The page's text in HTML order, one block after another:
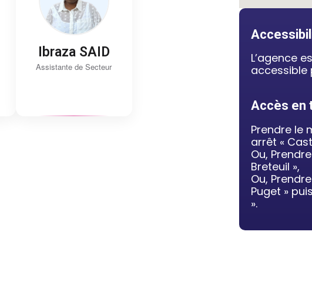
Ibraza SAID
Assistante de Secteur
L’agence
accessible
Accès en
Prendre le
arrêt «
Ou,
Breteuil »,
Ou,
Puget »
».